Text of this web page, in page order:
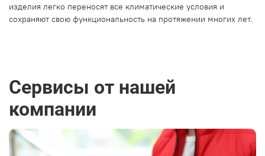
изделия легко переносят все климатические условия и
сохраняют свою функциональность на протяжении многих лет.
Сервисы от нашей
компании